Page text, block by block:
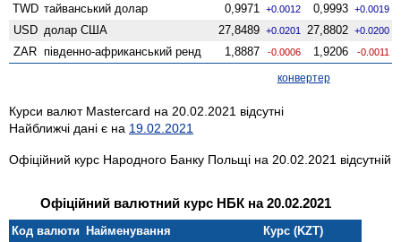
TWD тайванський долар 0,9971 +0.0012 0,9993 +0.0019
USD долар США 27,8489 +0.0201 27,8802 +0.0200
ZAR південно-африканський ренд 1,8887 -0.0006 1,9206 -0.0011
конвертер
Курси валют Mastercard на 20.02.2021 відсутні
Найближчі дані є на 19.02.2021
Офіційний курс Народного Банку Польщі на 20.02.2021 відсутній
Офіційний валютний курс НБК на 20.02.2021
Код валюти Найменування
Курс (KZT)